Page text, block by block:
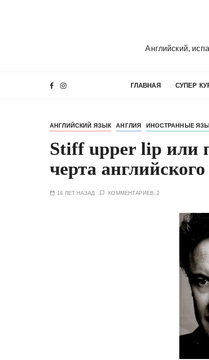
Английский,
ГЛАВНАЯ СУПЕР
АНГЛИЙСКИЙ ЯЗЫК АНГЛИЯ ИНОСТРАННЫЕ
Stiff upper lip или
черта
16 ЛЕТ НАЗАД КОММЕНТАРИЕВ: 2